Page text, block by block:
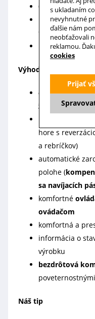
0,5 m kábel,
maximálny
9
prevádzková
Výhody pre
ochrana proti
žalúzie
hore s
a rebríčkov)
automatické
polohe (
sa navíjacích
komfortné
ovádačom
komfortná a
informácia o
výrobku
bezdrôtová
Náš tip
s ukladaním
nevyhnutné
ďalšie nám
neobťažovali
reklamou.
cookies
Prijať